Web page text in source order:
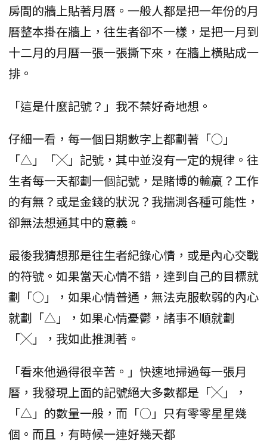
房間的牆上貼著月曆。一般人都是把一年份的月
曆整本掛在牆上，往生者卻不一樣，是把一月到
十二月的月曆一張一張撕下來，在牆上橫貼成一
排。
「這是什麼記號？」我不禁好奇地想。
仔細一看，每一個日期數字上都劃著「○」
「△」「╳」記號，其中並沒有一定的規律。往
生者每一天都劃一個記號，是賭博的輸贏？工作
的有無？或是金錢的狀況？我揣測各種可能性，
卻無法想通其中的意義。
最後我猜想那是往生者紀錄心情，或是內心交戰
的符號。如果當天心情不錯，達到自己的目標就
劃「○」，如果心情普通，無法克服軟弱的內心
就劃「△」，如果心情憂鬱，諸事不順就劃
「╳」，我如此推測著。
「看來他過得很辛苦。」快速地掃過每一張月
曆，我發現上面的記號絕大多數都是「╳」，
「△」的數量一般，而「○」只有零零星星幾
個。而且，有時候一連好幾天都